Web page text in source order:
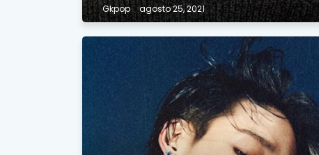
Gkpop agosto 25, 2021